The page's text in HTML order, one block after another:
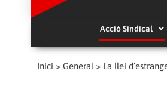
Acció Sindical
Inici > General > La llei